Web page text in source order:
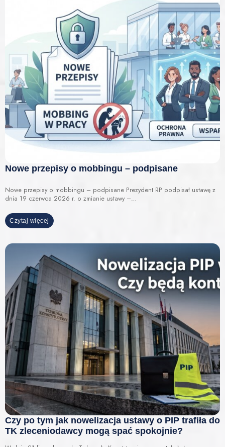
Nowe przepisy o mobbingu – podpisane
Nowe przepisy o mobbingu – podpisane Prezydent RP podpisał ustawę z
dnia 19 czerwca 2026 r. o zmianie ustawy –…
Czytaj więcej
Czy po tym jak nowelizacja ustawy o PIP trafiła do
TK zleceniodawcy mogą spać spokojnie?